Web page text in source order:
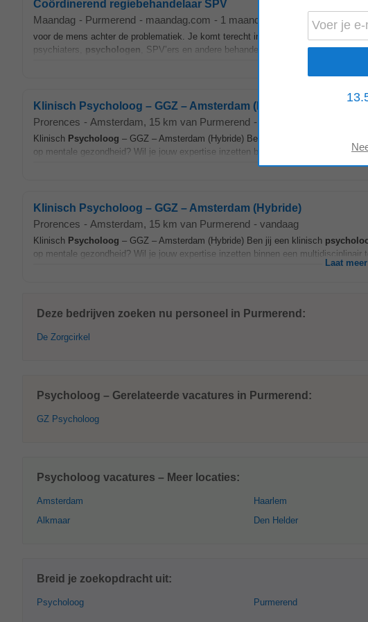
Coördinerend regiebehandelaar SPV
Maandag - Purmerend - maandag.com - 1 maand geleden
voor de mens achter de problematiek. Je komt terecht in een klein, deskundig en
psychiaters, psychologen , SPV’ers en andere behandelaren. De lijnen zijn kort,
Klinisch Psycholoog – GGZ – Amsterdam (Hybride)
Prorences - Amsterdam, 15 km van Purmerend -
Klinisch Psycholoog – GGZ – Amsterdam (Hybride) Ben jij een klinisch
op mentale gezondheid? Wil je jouw expertise inzetten binnen een multidisciplinair
Klinisch Psycholoog – GGZ – Amsterdam (Hybride)
Prorences - Amsterdam, 15 km van Purmerend - vandaag
Klinisch Psycholoog – GGZ – Amsterdam (Hybride) Ben jij een klinisch
op mentale gezondheid? Wil je jouw expertise inzetten binnen een multidisciplinair
Laat
Deze bedrijven zoeken nu personeel in Purmerend:
De Zorgcirkel
Psycholoog – Gerelateerde vacatures in Purmerend:
GZ Psycholoog
Psycholoog vacatures – Meer locaties:
Amsterdam
Alkmaar
Haarlem
Den Helder
Breid je zoekopdracht uit:
Psycholoog Purmerend